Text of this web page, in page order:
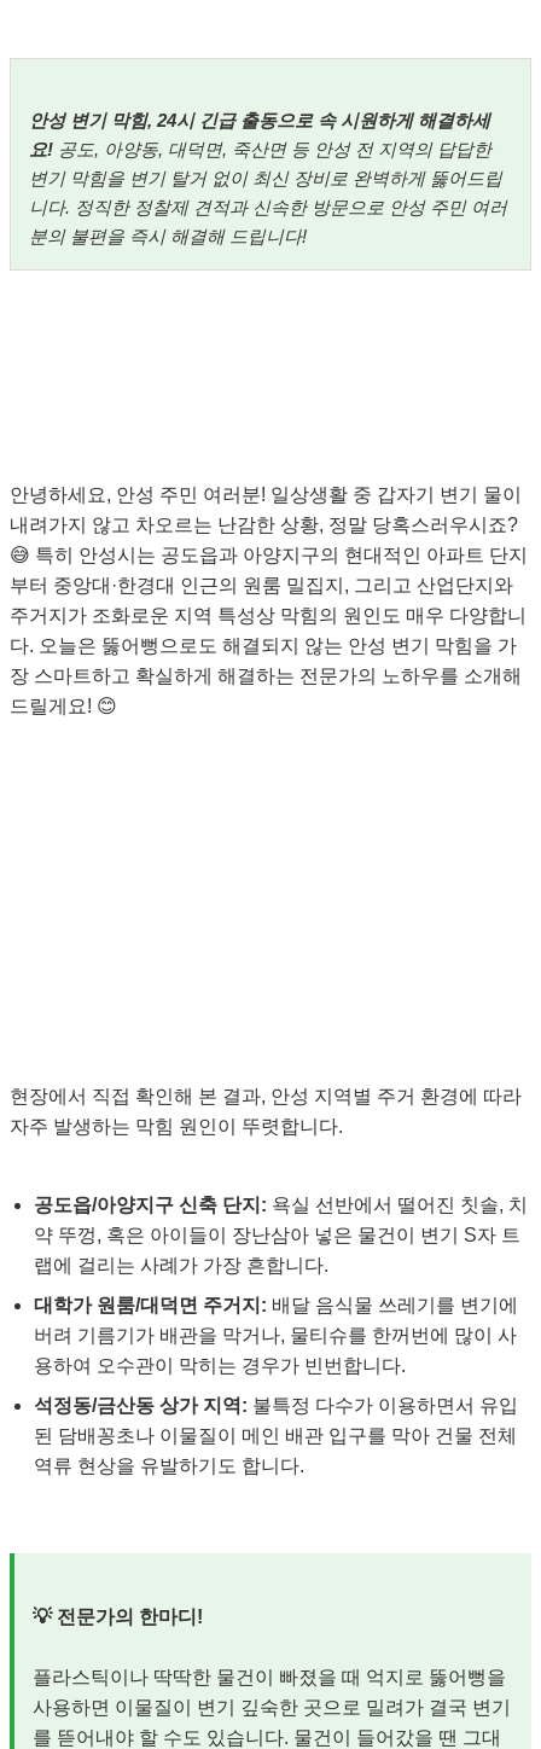
안성 변기 막힘, 24시 긴급 출동으로 속 시원하게 해결하세
요! 공도, 아양동, 대덕면, 죽산면 등 안성 전 지역의 답답한
변기 막힘을 변기 탈거 없이 최신 장비로 완벽하게 뚫어드립
니다. 정직한 정찰제 견적과 신속한 방문으로 안성 주민 여러
분의 불편을 즉시 해결해 드립니다!
안녕하세요, 안성 주민 여러분! 일상생활 중 갑자기 변기 물이
내려가지 않고 차오르는 난감한 상황, 정말 당혹스러우시죠?
😅 특히 안성시는 공도읍과 아양지구의 현대적인 아파트 단지
부터 중앙대·한경대 인근의 원룸 밀집지, 그리고 산업단지와
주거지가 조화로운 지역 특성상 막힘의 원인도 매우 다양합니
다. 오늘은 뚫어뻥으로도 해결되지 않는 안성 변기 막힘을 가
장 스마트하고 확실하게 해결하는 전문가의 노하우를 소개해
드릴게요! 😊
현장에서 직접 확인해 본 결과, 안성 지역별 주거 환경에 따라
자주 발생하는 막힘 원인이 뚜렷합니다.
공도읍/아양지구 신축 단지: 욕실 선반에서 떨어진 칫솔, 치
약 뚜껑, 혹은 아이들이 장난삼아 넣은 물건이 변기 S자 트
랩에 걸리는 사례가 가장 흔합니다.
대학가 원룸/대덕면 주거지: 배달 음식물 쓰레기를 변기에
버려 기름기가 배관을 막거나, 물티슈를 한꺼번에 많이 사
용하여 오수관이 막히는 경우가 빈번합니다.
석정동/금산동 상가 지역: 불특정 다수가 이용하면서 유입
된 담배꽁초나 이물질이 메인 배관 입구를 막아 건물 전체
역류 현상을 유발하기도 합니다.
💡 전문가의 한마디!
플라스틱이나 딱딱한 물건이 빠졌을 때 억지로 뚫어뻥을
사용하면 이물질이 변기 깊숙한 곳으로 밀려가 결국 변기
를 뜯어내야 할 수도 있습니다. 물건이 들어갔을 땐 그대